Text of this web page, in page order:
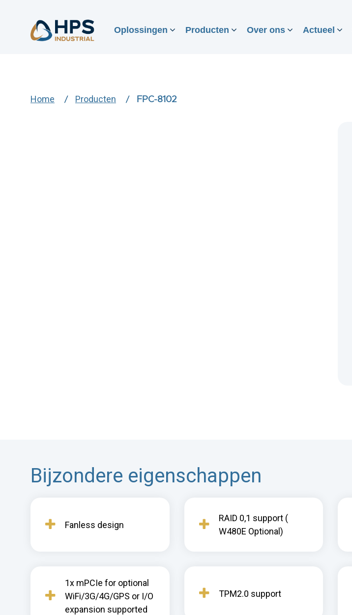
Oplossingen Producten Over ons Actueel
Home Producten FPC-8102
Bijzondere eigenschappen
Fanless design
RAID 0,1 support (
W480E Optional)
1x mPCIe for optional
WiFi/3G/4G/GPS or I/O
expansion supported
TPM2.0 support